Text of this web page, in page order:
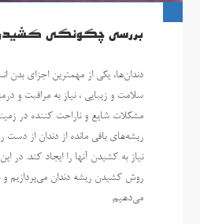
بررسی چگونگی کشیدن
دندان‌ها، یکی از مهمترین اجزای بدن
سلامت و زیبایی ، نیاز به مراقبت و
مشکلات شایع و ناراحت کننده در
ریشه‌های باقی مانده از دندان از
نیاز به کشیدن آنها را ایجاد کند. در
روش‌ کشیدن ریشه دندان می‌پردازیم و
می‌دهیم.